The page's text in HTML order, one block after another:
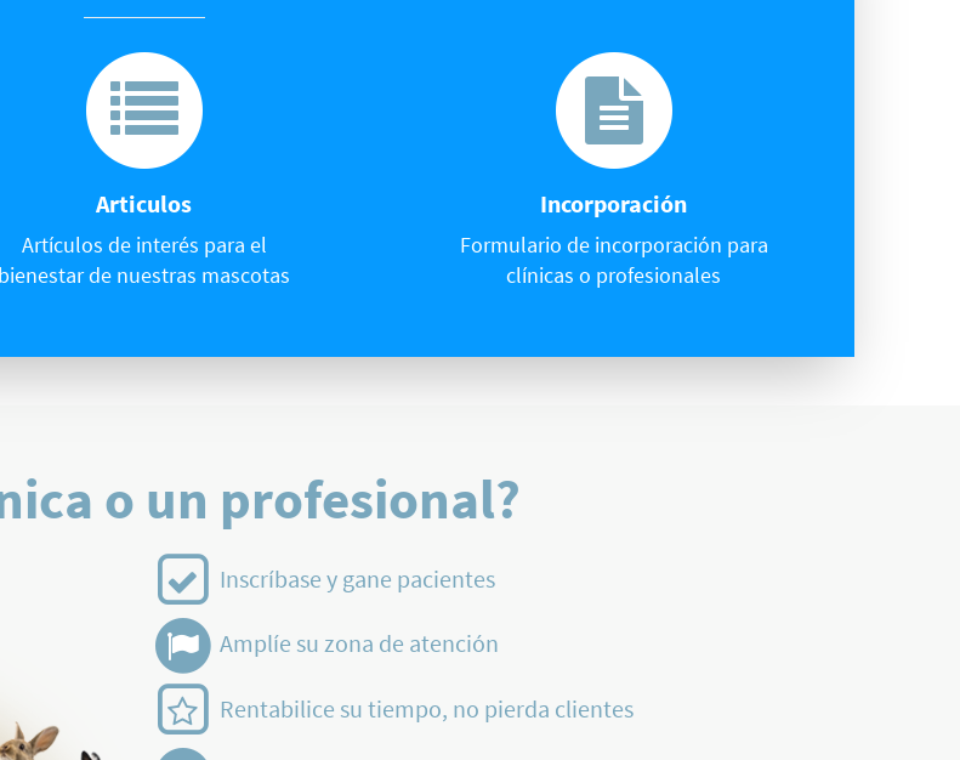
Articulos
Artículos de interés para el
bienestar de nuestras mascotas
Incorporación
Formulario de incorporación para
clínicas o profesionales
o un profesional?
Inscríbase y gane pacientes
Amplíe su zona de atención
Rentabilice su tiempo, no pierda clientes